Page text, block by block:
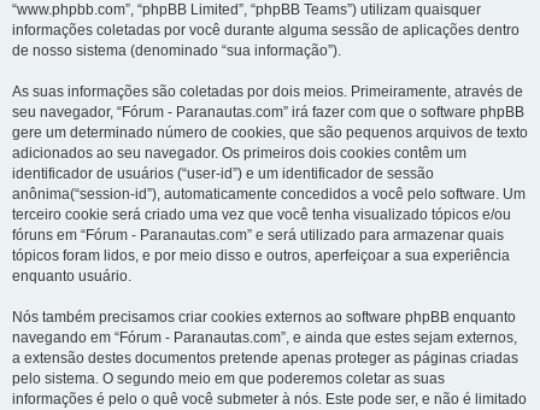
“www.phpbb.com”, “phpBB Limited”, “phpBB Teams”) utilizam quaisquer
informações coletadas por você durante alguma sessão de aplicações dentro
de nosso sistema (denominado “sua informação”).
As suas informações são coletadas por dois meios. Primeiramente, através de
seu navegador, “Fórum - Paranautas.com” irá fazer com que o software phpBB
gere um determinado número de cookies, que são pequenos arquivos de texto
adicionados ao seu navegador. Os primeiros dois cookies contêm um
identificador de usuários (“user-id”) e um identificador de sessão
anônima(“session-id”), automaticamente concedidos a você pelo software. Um
terceiro cookie será criado uma vez que você tenha visualizado tópicos e/ou
fóruns em “Fórum - Paranautas.com” e será utilizado para armazenar quais
tópicos foram lidos, e por meio disso e outros, aperfeiçoar a sua experiência
enquanto usuário.
Nós também precisamos criar cookies externos ao software phpBB enquanto
navegando em “Fórum - Paranautas.com”, e ainda que estes sejam externos,
a extensão destes documentos pretende apenas proteger as páginas criadas
pelo sistema. O segundo meio em que poderemos coletar as suas
informações é pelo o quê você submeter à nós. Este pode ser, e não é limitado